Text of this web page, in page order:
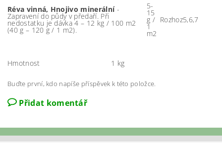
Réva vinná, Hnojivo minerální-
Zapravení do půdy v předaří. Při
nedostatku je dávka 4 – 12 kg / 100 m2
(40 g – 120 g / 1 m2).
5-
15
g /
1
m2
Rozhoz5,6,7
Hmotnost 1 kg
Buďte první, kdo napíše příspěvek k této položce.
Přidat komentář